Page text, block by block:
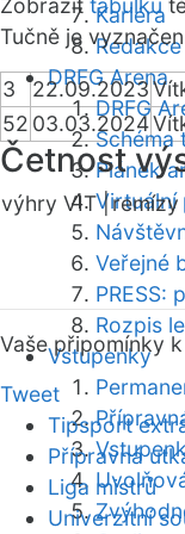
Kariéra
DRFG Arena
DRFG
Schéma
Plánek
Virtuální
Veřejné
PRESS:
Rozpis
Vstupenky
Zobrazit tabulku
Tučně je
3 22.09.2023
52 03.03.2024
Četnost
výhry VIT |remízy
Vaše připomínky
Tweet
Tipsport
Přípravná
Liga mistrů
Univerzitní